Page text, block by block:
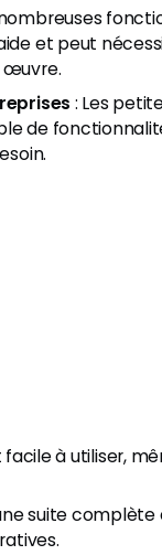
et peut
œuvre.
: Les
de
à utiliser,
suite complète